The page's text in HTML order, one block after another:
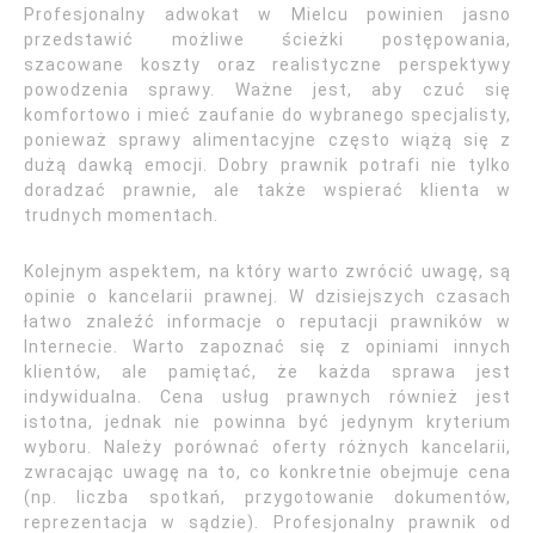
Profesjonalny adwokat w Mielcu powinien jasno
przedstawić możliwe ścieżki postępowania,
szacowane koszty oraz realistyczne perspektywy
powodzenia sprawy. Ważne jest, aby czuć się
komfortowo i mieć zaufanie do wybranego specjalisty,
ponieważ sprawy alimentacyjne często wiążą się z
dużą dawką emocji. Dobry prawnik potrafi nie tylko
doradzać prawnie, ale także wspierać klienta w
trudnych momentach.
Kolejnym aspektem, na który warto zwrócić uwagę, są
opinie o kancelarii prawnej. W dzisiejszych czasach
łatwo znaleźć informacje o reputacji prawników w
Internecie. Warto zapoznać się z opiniami innych
klientów, ale pamiętać, że każda sprawa jest
indywidualna. Cena usług prawnych również jest
istotna, jednak nie powinna być jedynym kryterium
wyboru. Należy porównać oferty różnych kancelarii,
zwracając uwagę na to, co konkretnie obejmuje cena
(np. liczba spotkań, przygotowanie dokumentów,
reprezentacja w sądzie). Profesjonalny prawnik od